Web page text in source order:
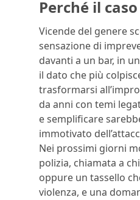
Perché il
Vicende del genere
sensazione di
davanti a un bar, in
il dato che più
trasformarsi
da anni con temi
e semplificare
immotivato
Nei prossimi giorni
polizia, chiamata a
oppure un tassello
violenza, e una